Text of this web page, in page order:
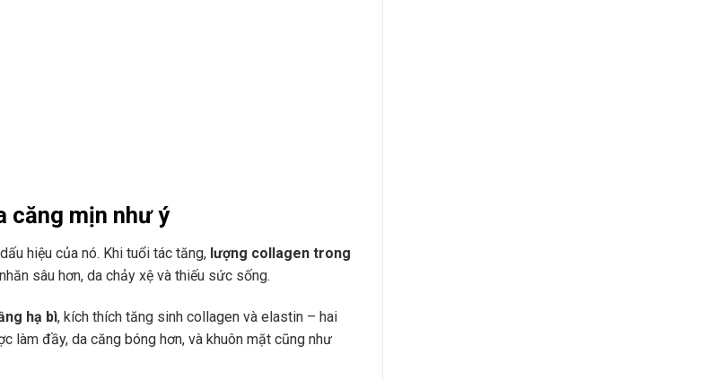
căng mịn như ý
hiệu của nó. Khi tuổi tác tăng, lượng collagen trong
sâu hơn, da chảy xệ và thiếu sức sống.
hạ bì, kích thích tăng sinh collagen và elastin – hai
làm đầy, da căng bóng hơn, và khuôn mặt cũng như